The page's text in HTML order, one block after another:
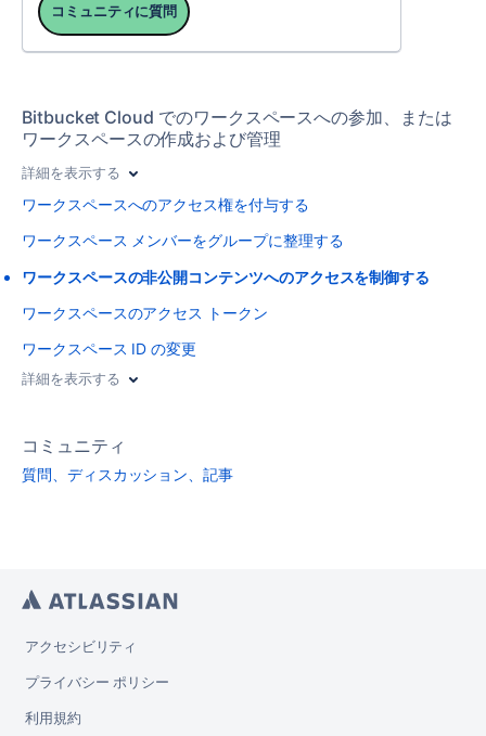
コミュニティに質問
Bitbucket Cloud でのワークスペースへの参加、または
ワークスペースの作成および管理
詳細を表示する
ワークスペースへのアクセス権を付与する
ワークスペース メンバーをグループに整理する
ワークスペースの非公開コンテンツへのアクセスを制御する
ワークスペースのアクセス トークン
ワークスペース ID の変更
詳細を表示する
コミュニティ
質問、ディスカッション、記事
アクセシビリティ
プライバシー ポリシー
利用規約